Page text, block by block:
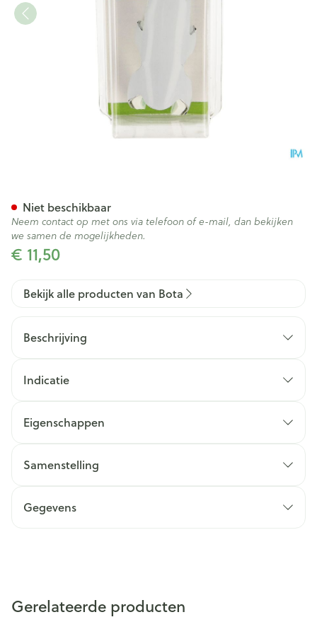
€ 11,50
Niet beschikbaar
Neem contact op met ons via telefoon of e-mail, dan bekijken
we samen de mogelijkheden.
Bekijk alle producten van Bota
Beschrijving
Indicatie
Eigenschappen
Samenstelling
Gegevens
Gerelateerde producten